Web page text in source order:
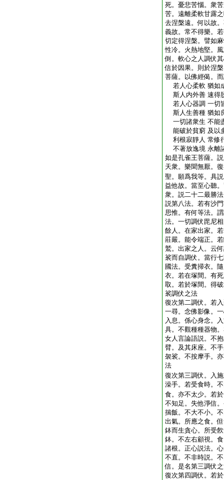
死。憂悲苦惱。衆
苦。遠離柔軟甘露
去涅槃遠。何以故
義故。常不得樂。
切定得涅槃。譬如
性冷。火熱地堅。
倒。軟心之人調伏
信於因果。則於涅
菩薩。以佛經偈。
若人心柔軟 猶如
斯人内外善 速得
若人心器調 一切
斯人生善種 猶如
一切諸衆生 不能
能破於貧窮 及以
利根寂靜人 常修
不著放逸境 永離
如是孔雀王菩薩。
天衆。樂聞無厭。
聖。願爲我等。具
益他故。當至心聽
衆。説二十二最勝
説第八法。若有沙
思惟。有何等法。
法。一切調伏毘尼
餘人。在家出家。
莊嚴。能令端正。
鷲。出家之人。云
裟而自調伏。當行
國法。受糞掃衣。
衣。若在塚間。有
取。若於塚間。得
裟調伏之法
復次第二調伏。若
一尋。念佛影像。
入息。係心身念。
具。不觀種種器物
女人言論語説。不
臂。及其床座。不
袈裟。不按摩手。
法
復次第三調伏。入
澡手。若受食時。
食。亦不太少。若
不知足。失他淨信
揣飯。不大不小。
出氣。所應之食。
鉢而生貪心。所受
鉢。不左右顧視。
諸根。正心説法。
不直。不非時説。
信。是名第三調伏
復次第四調伏。若